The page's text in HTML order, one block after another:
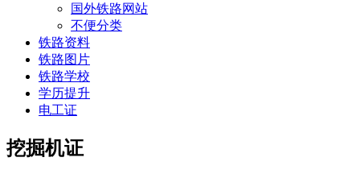
国外铁路网站
不便分类
铁路资料
铁路图片
铁路学校
学历提升
电工证
挖掘机证